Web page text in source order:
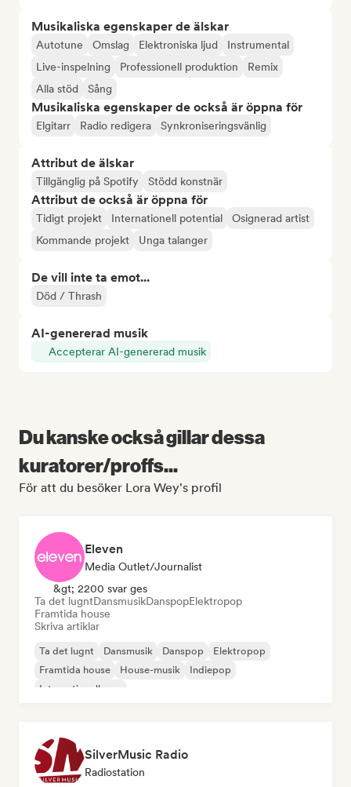
Musikaliska egenskaper de älskar
Autotune Omslag Elektroniska ljud
Instrumental
Live-inspelning
Professionell produktion
Remix
Alla stöd
Sång
Musikaliska egenskaper de också är öppna för
Elgitarr Radio redigera Synkroniseringsvänlig
Attribut de älskar
Tillgänglig på Spotify Stödd konstnär
Attribut de också är öppna för
Tidigt projekt Internationell potential
Osignerad artist
Kommande projekt
Unga talanger
De vill inte ta emot...
Död / Thrash
AI-genererad musik
Accepterar AI-genererad musik
Du kanske också gillar dessa
kuratorer/proffs...
För att du besöker Lora Wey's profil
Eleven
Media Outlet/Journalist
&gt; 2200 svar ges
Ta det lugntDansmusikDanspopElektropop
Framtida house
Skriva artiklar
Ta det lugnt Dansmusik Danspop
Elektropop
Framtida house
House-musik
Indiepop
Internationell pop
SilverMusic Radio
Radiostation